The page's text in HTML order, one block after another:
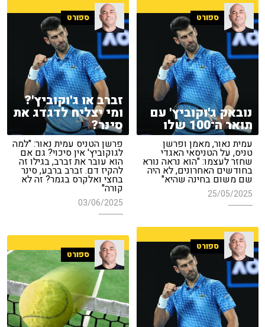
ספורט
זברב או ג'וקוביץ'?
ומי יצליח לדגדג את
סינר?
פרשן הטניס עמית נאור: "למה
לגוקוביץ' אין סיכוי? גם אם
הוא עובר את זברב, בגילו זה
להקיז דם. זברב ברבע, סינר
בחצי ואלקרס בגמר? זה לא
קורה"
03/06/2025
ספורט
נובאק ג'וקוביץ' עם
תואר ה־100 שלו
עמית נאור, מאמן ופרשן
טניס, על הטניסאי האגדי
שחזר לעצמו: "הוא נראה נורא
בחודשים האחרונים, לא היה
שם משום בחינה שהיא"
25/05/2025
ספורט
ספורט